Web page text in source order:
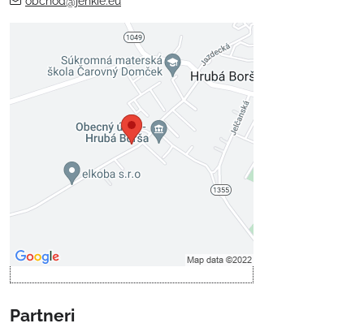
Externý obsah je blokovaný
Voľbami súkromia
Prajete si načítať externý obsah?
Povoliť tentokrát
Povoliť a zapamätať - súhlas s
Partneri